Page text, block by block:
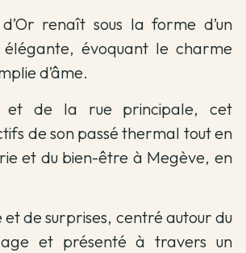
renaît sous la forme d’un
évoquant le charme
d’âme.
et de la rue principale, cet
de son passé thermal tout en
et du bien-être à Megève, en
et de surprises, centré autour du
et présenté à travers un